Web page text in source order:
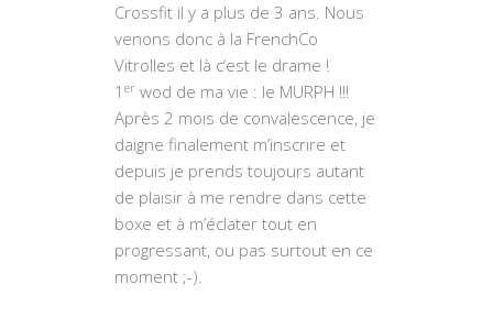
Crossfit il y a plus de 3 ans. Nous
venons donc à la FrenchCo
Vitrolles et là c’est le drame !
1 er wod de ma vie : le MURPH !!!
Après 2 mois de convalescence, je
daigne finalement m’inscrire et
depuis je prends toujours autant
de plaisir à me rendre dans cette
boxe et à m’éclater tout en
progressant, ou pas surtout en ce
moment ;-).